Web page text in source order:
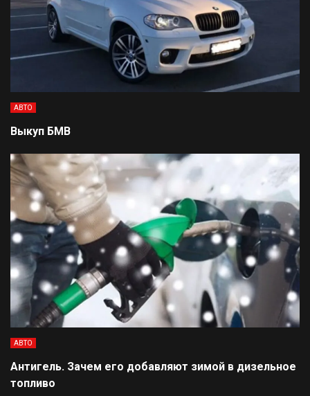
АВТО
Выкуп БМВ
АВТО
Антигель. Зачем его добавляют зимой в дизельное
топливо